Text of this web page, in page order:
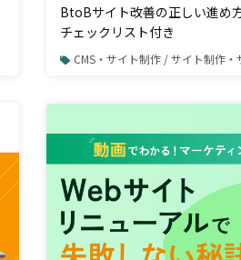
BtoBサイト改善の正しい進め
チェックリスト付き
CMS・サイト制作 / サイト制作・サ